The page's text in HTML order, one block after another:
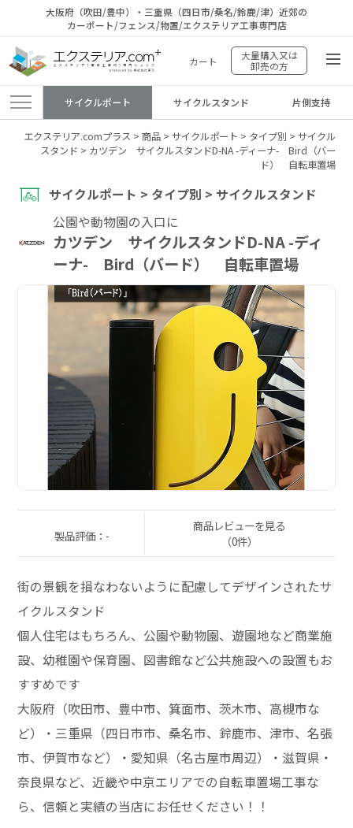
大阪府（吹田/豊中）・三重県（四日市/桑名/鈴鹿/津）近郊の
カーポート/フェンス/物置/エクステリア工事専門店
カート
大量購入又は
卸売の方
サイクルポート サイクルスタンド 片側支持
エクステリア.comプラス > 商品> サイクルポート > タイプ別 > サイクル
スタンド > カツデン サイクルスタンドD-NA -ディーナ- Bird（バー
ド） 自転車置場
サイクルポート > タイプ別 > サイクルスタンド
公園や動物園の入口に
カツデン サイクルスタンドD-NA -ディ
ーナ- Bird（バード） 自転車置場
製品評価：-
商品レビューを見る
（0件）
街の景観を損なわないように配慮してデザインされたサ
イクルスタンド
個人住宅はもちろん、公園や動物園、遊園地など商業施
設、幼稚園や保育園、図書館など公共施設への設置もお
すすめです
大阪府（吹田市、豊中市、箕面市、茨木市、高槻市な
ど）・三重県（四日市市、桑名市、鈴鹿市、津市、名張
市、伊賀市など）・愛知県（名古屋市周辺）・滋賀県・
奈良県など、近畿や中京エリアでの自転車置場工事な
ら、信頼と実績の当店にお任せください！！